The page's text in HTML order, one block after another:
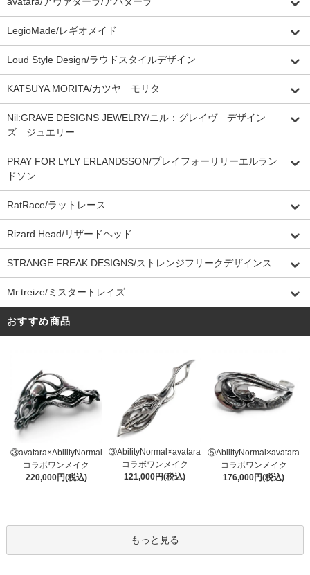
LegioMade/レギオメイド
Loud Style Design/ラウドスタイルデザイン
KATSUYA MORITA/カツヤ モリタ
Nil:GRAVE DESIGNS JEWELRY/ニル：グレイヴ デザイン
ズ ジュエリー
PRAY FOR LYLY ERLANDSSON/プレイフォーリリーエルラン
ドソン
RatRace/ラットレース
Rizard Head/リザードヘッド
STRANGE FREAK DESIGNS/ストレンジフリークデザインス
Mr.treize/ミスタートレイズ
おすすめ商品
③avatara×AbilityNormal
コラボワンメイク
220,000円(税込)
③AbilityNormal×avatara
コラボワンメイク
121,000円(税込)
⑤AbilityNormal×avatara
コラボワンメイク
176,000円(税込)
もっと見る